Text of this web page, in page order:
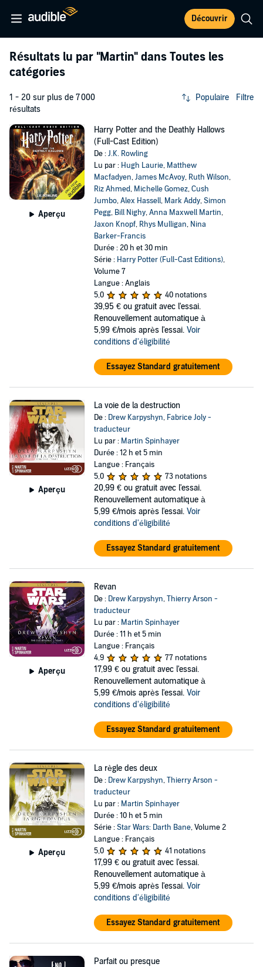
Découvrir
Résultats lu par "Martin" dans Toutes les
catégories
1 - 20 sur plus de 7 000
résultats
Populaire Filtre
Aperçu
Harry Potter and the Deathly Hallows
(Full-Cast Edition)
De :J.K. Rowling
Lu par : Hugh Laurie, Matthew
Macfadyen,James McAvoy, Ruth Wilson,
Riz Ahmed, Michelle Gomez,Cush
Jumbo,Alex Hassell, Mark Addy,Simon
Pegg, Bill Nighy,Anna Maxwell Martin,
Jaxon Knopf, Rhys Mulligan, Nina
Barker-Francis
Durée : 20 h et 30 min
Série : Harry Potter (Full-Cast Editions),
Volume 7
Langue : Anglais
5,0
40 notations
39,95 € ou gratuit avec l'essai.
Renouvellement automatique à
5,99 €/mois après l'essai. Voir
conditions d'éligibilité
Essayez Standard gratuitement
Aperçu
La voie de la destruction
De : Drew Karpyshyn, Fabrice Joly -
traducteur
Lu par : Martin Spinhayer
Durée : 12 h et 5 min
Langue : Français
5,0
73 notations
20,99 € ou gratuit avec l'essai.
Renouvellement automatique à
5,99 €/mois après l'essai. Voir
conditions d'éligibilité
Essayez Standard gratuitement
Aperçu
Revan
De : Drew Karpyshyn,Thierry Arson -
traducteur
Lu par : Martin Spinhayer
Durée : 11 h et 5 min
Langue : Français
4,9
77 notations
17,99 € ou gratuit avec l'essai.
Renouvellement automatique à
5,99 €/mois après l'essai. Voir
conditions d'éligibilité
Essayez Standard gratuitement
Aperçu
La règle des deux
De : Drew Karpyshyn,Thierry Arson -
traducteur
Lu par : Martin Spinhayer
Durée : 10 h et 5 min
Série :Star Wars: Darth Bane, Volume 2
Langue : Français
5,0
41 notations
17,99 € ou gratuit avec l'essai.
Renouvellement automatique à
5,99 €/mois après l'essai. Voir
conditions d'éligibilité
Essayez Standard gratuitement
Parfait ou presque